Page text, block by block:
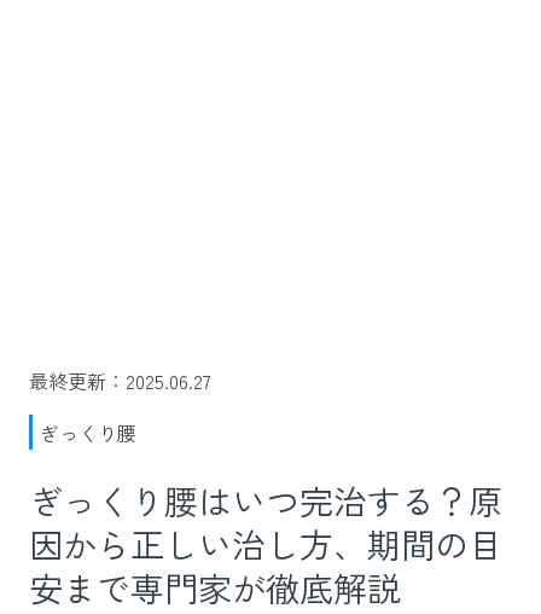
最終更新：2025.06.27
ぎっくり腰
ぎっくり腰はいつ完治する？原
因から正しい治し方、期間の目
安まで専門家が徹底解説